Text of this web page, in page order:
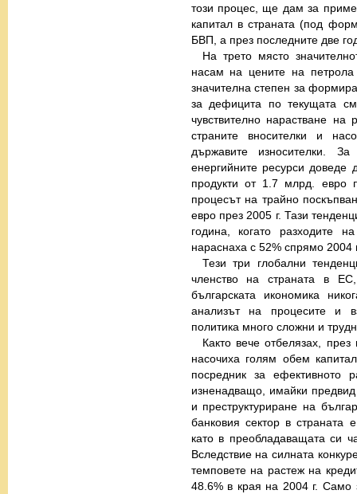
този процес, ще дам за
капитал в страната (под
БВП, а през последните две
На трето място
насам на цените на
значителна степен за
за дефицита по текущата
чувствително нарастване на
страните вносителки и
държавите износителки.
енергийните ресурси доведе
продукти от 1.7 млрд. евро
процесът на трайно
евро през 2005 г. Тази
година, когато разходите
нараснаха с 52% спрямо 2004
Тези три глобални
членство на страната в
българската икономика
анализът на процесите и
политика много сложни и
Както вече отбелязах,
насочиха голям обем
посредник за ефективното
изненадващо, имайки
и преструктуриране на
банковия сектор в страната
като в преобладаващата си
Вследствие на силната
темповете на растеж на
48.6% в края на 2004 г. Само